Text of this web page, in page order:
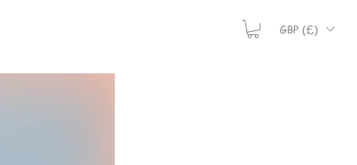
GBP (£)